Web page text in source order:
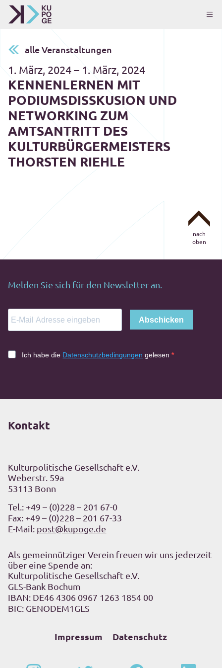
alle Veranstaltungen
1. März, 2024 – 1. März, 2024
KENNENLERNEN MIT
PODIUMSDISSKUSION UND
NETWORKING ZUM
AMTSANTRITT DES
KULTURBÜRGERMEISTERS
THORSTEN RIEHLE
nach
oben
Melden Sie sich für den Newsletter an.
Abschicken
Ich habe die Datenschutzbedingungen gelesen
Kontakt
Kulturpolitische Gesellschaft e.V.
Weberstr. 59a
53113 Bonn
Tel.: +49 – (0)228 – 201 67-0
Fax: +49 – (0)228 – 201 67-33
E-Mail: post@kupoge.de
Als gemeinnütziger Verein freuen wir uns jederzeit
über eine Spende an:
Kulturpolitische Gesellschaft e.V.
GLS-Bank Bochum
IBAN: DE46 4306 0967 1263 1854 00
BIC: GENODEM1GLS
Impressum Datenschutz